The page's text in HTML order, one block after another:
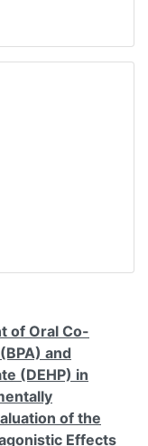
of Oral Co-
and
(DEHP) in
of the
Effects